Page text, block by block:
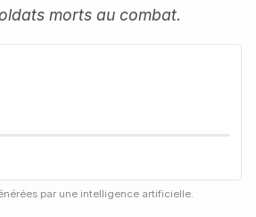
morts au combat.
par une intelligence artificielle.